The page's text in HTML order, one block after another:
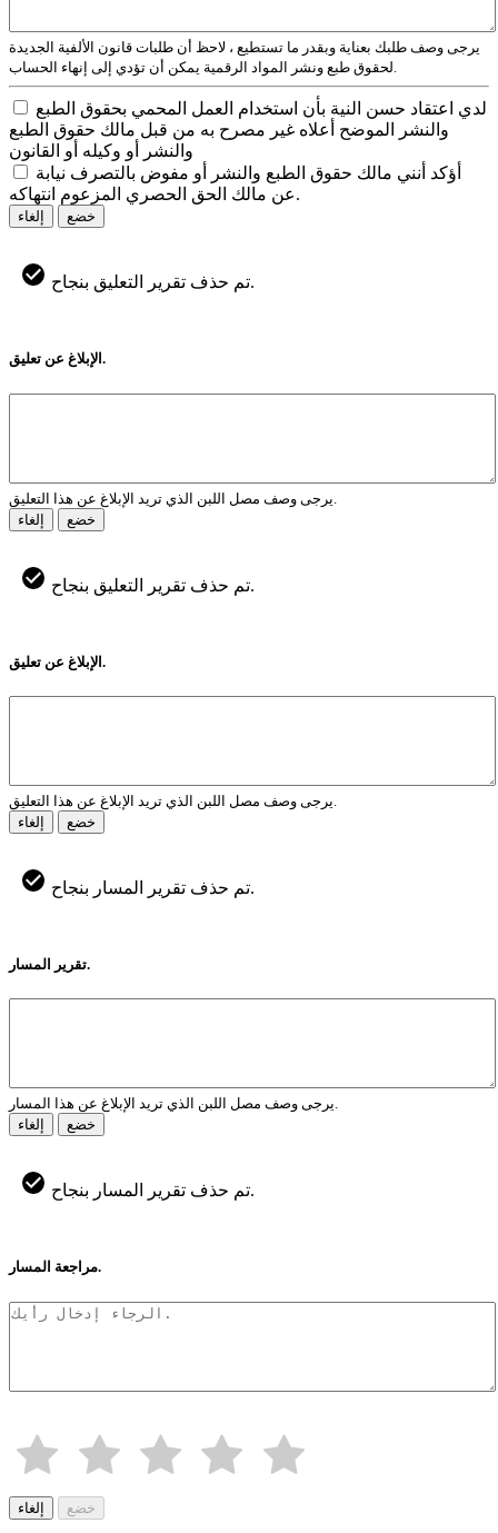
يرجى وصف طلبك بعناية وبقدر ما تستطيع ، لاحظ أن طلبات قانون الألفية الجديدة
لحقوق طبع ونشر المواد الرقمية يمكن أن تؤدي إلى إنهاء الحساب.
لدي اعتقاد حسن النية بأن استخدام العمل المحمي بحقوق الطبع
والنشر الموضح أعلاه غير مصرح به من قبل مالك حقوق الطبع
والنشر أو وكيله أو القانون
أؤكد أنني مالك حقوق الطبع والنشر أو مفوض بالتصرف نيابة
عن مالك الحق الحصري المزعوم انتهاكه.
إلغاء خضع
تم حذف تقرير التعليق بنجاح.
الإبلاغ عن تعليق.
إلغاء
خضع
تم حذف تقرير التعليق بنجاح.
الإبلاغ عن تعليق.
إلغاء
خضع
تم حذف تقرير المسار بنجاح.
تقرير المسار.
يرجى وصف مصل اللبن الذي تريد الإبلاغ عن هذا المسار.
إلغاء
خضع
تم حذف تقرير المسار بنجاح.
مراجعة المسار.
إلغاء خضع